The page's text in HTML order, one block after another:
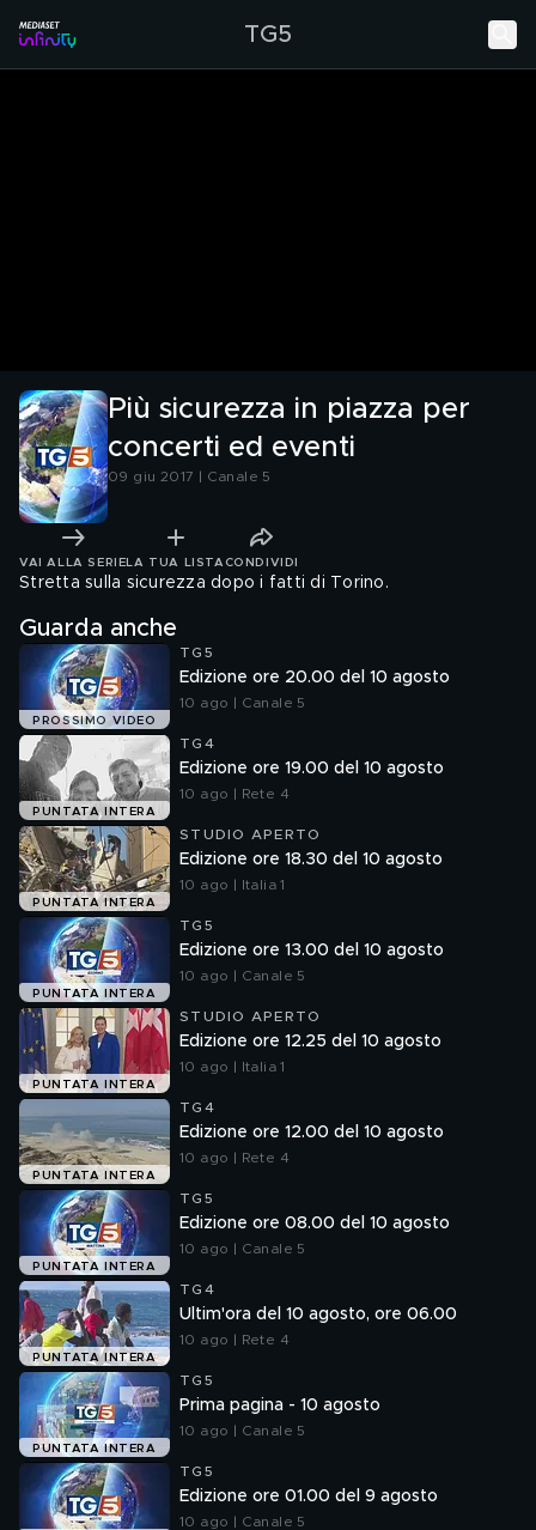
TG5
Più sicurezza in piazza per
concerti ed eventi
09 giu 2017 | Canale 5
VAI ALLA SERIE LA TUA LISTA CONDIVIDI
Stretta sulla sicurezza dopo i fatti di Torino.
Guarda anche
PROSSIMO VIDEO
TG5
Edizione ore 20.00 del 10 agosto
10 ago | Canale 5
PUNTATA INTERA
TG4
Edizione ore 19.00 del 10 agosto
10 ago | Rete 4
PUNTATA INTERA
STUDIO APERTO
Edizione ore 18.30 del 10 agosto
10 ago | Italia 1
PUNTATA INTERA
TG5
Edizione ore 13.00 del 10 agosto
10 ago | Canale 5
PUNTATA INTERA
STUDIO APERTO
Edizione ore 12.25 del 10 agosto
10 ago | Italia 1
PUNTATA INTERA
TG4
Edizione ore 12.00 del 10 agosto
10 ago | Rete 4
PUNTATA INTERA
TG5
Edizione ore 08.00 del 10 agosto
10 ago | Canale 5
PUNTATA INTERA
TG4
Ultim'ora del 10 agosto, ore 06.00
10 ago | Rete 4
PUNTATA INTERA
TG5
Prima pagina - 10 agosto
10 ago | Canale 5
TG5
Edizione ore 01.00 del 9 agosto
10 ago | Canale 5